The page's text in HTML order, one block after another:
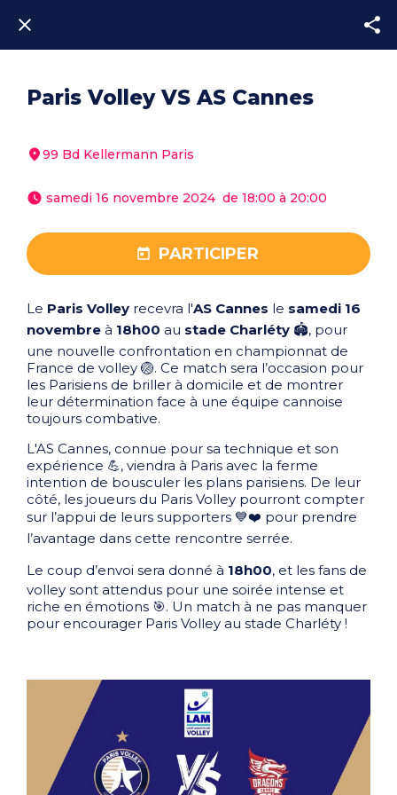
Paris Volley VS AS Cannes
99 Bd Kellermann Paris
samedi 16 novembre 2024  de 18:00 à 20:00
PARTICIPER
Le Paris Volley recevra l'AS Cannes le samedi 16
novembre à 18h00 au stade Charléty 🏟️, pour
une nouvelle confrontation en championnat de
France de volley 🏐. Ce match sera l’occasion pour
les Parisiens de briller à domicile et de montrer
leur détermination face à une équipe cannoise
toujours combative.
L'AS Cannes, connue pour sa technique et son
expérience 💪, viendra à Paris avec la ferme
intention de bousculer les plans parisiens. De leur
côté, les joueurs du Paris Volley pourront compter
sur l’appui de leurs supporters 💙❤️ pour prendre
l’avantage dans cette rencontre serrée.
Le coup d’envoi sera donné à 18h00, et les fans de
volley sont attendus pour une soirée intense et
riche en émotions 🎯. Un match à ne pas manquer
pour encourager Paris Volley au stade Charléty !